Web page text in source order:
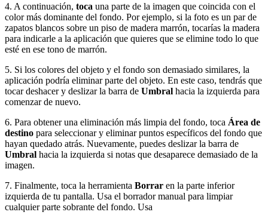
4. A continuación, toca una parte de la imagen que coincida con el
color más dominante del fondo. Por ejemplo, si la foto es un par de
zapatos blancos sobre un piso de madera marrón, tocarías la madera
para indicarle a la aplicación que quieres que se elimine todo lo que
esté en ese tono de marrón.
5. Si los colores del objeto y el fondo son demasiado similares, la
aplicación podría eliminar parte del objeto. En este caso, tendrás que
tocar deshacer y deslizar la barra de Umbral hacia la izquierda para
comenzar de nuevo.
6. Para obtener una eliminación más limpia del fondo, toca Área de
destino para seleccionar y eliminar puntos específicos del fondo que
hayan quedado atrás. Nuevamente, puedes deslizar la barra de
Umbral hacia la izquierda si notas que desaparece demasiado de la
imagen.
7. Finalmente, toca la herramienta Borrar en la parte inferior
izquierda de tu pantalla. Usa el borrador manual para limpiar
cualquier parte sobrante del fondo. Usa